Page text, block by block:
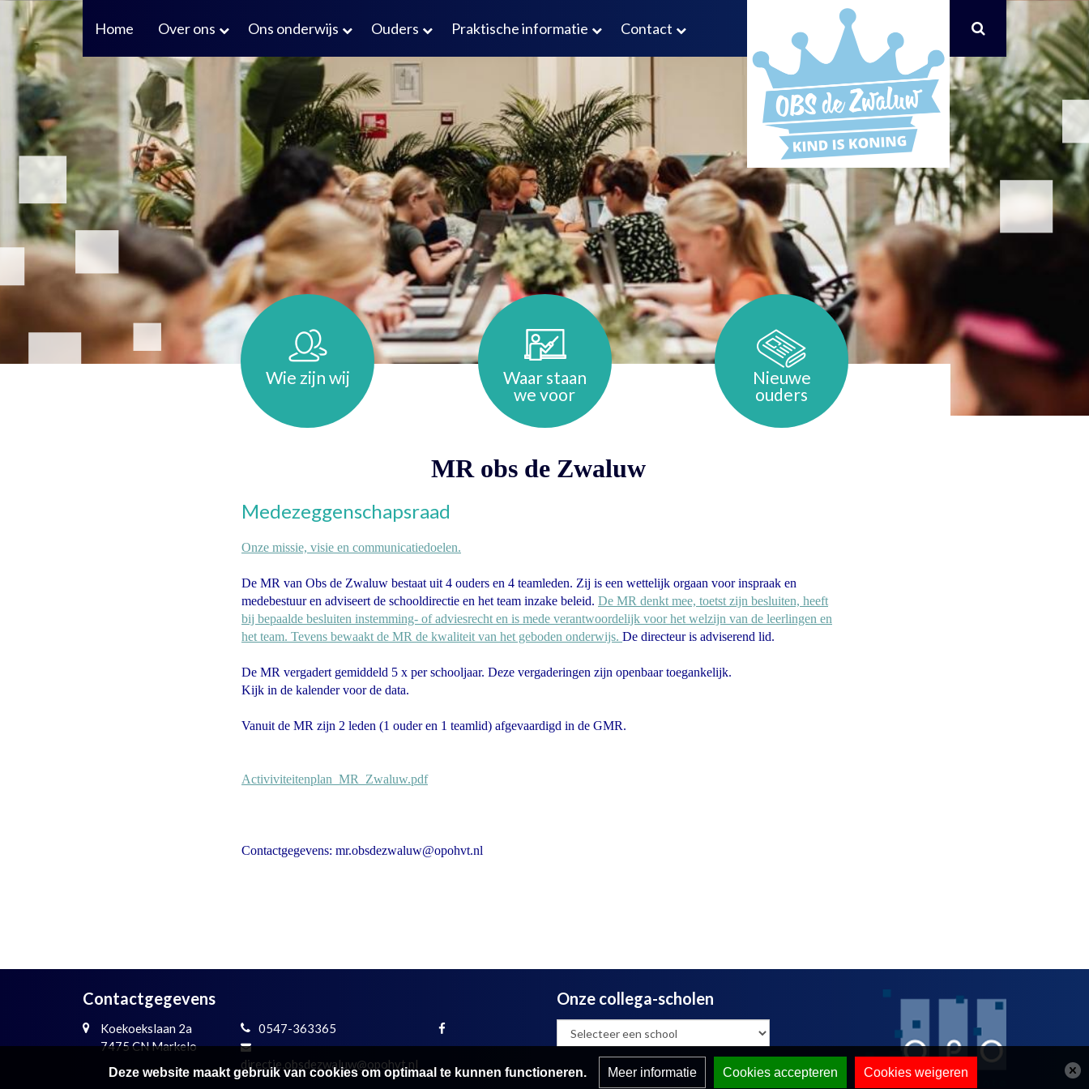
Home Over ons Ons onderwijs Ouders Praktische informatie Contact
Wie zijn wij
Waar staan
we voor
Nieuwe
ouders
MR obs de Zwaluw
Medezeggenschapsraad
Onze missie, visie en communicatiedoelen.
De MR van Obs de Zwaluw bestaat uit 4 ouders en 4 teamleden. Zij is een wettelijk orgaan voor inspraak en
medebestuur en adviseert de schooldirectie en het team inzake beleid. De MR denkt mee, toetst zijn besluiten, heeft
bij bepaalde besluiten instemming- of adviesrecht en is mede verantwoordelijk voor het welzijn van de leerlingen en
het team. Tevens bewaakt de MR de kwaliteit van het geboden onderwijs. De directeur is adviserend lid.
De MR vergadert gemiddeld 5 x per schooljaar. Deze vergaderingen zijn openbaar toegankelijk.
Kijk in de kalender voor de data.
Vanuit de MR zijn 2 leden (1 ouder en 1 teamlid) afgevaardigd in de GMR.
Activiviteitenplan_MR_Zwaluw.pdf
Contactgegevens: mr.obsdezwaluw@opohvt.nl
Contactgegevens
Koekoekslaan 2a
7475 CN Markelo
0547-363365
directie.obsdezwaluw@opohvt.nl
Onze collega-scholen
Deze website maakt gebruik van cookies om optimaal te kunnen functioneren. Meer informatie Cookies accepteren Cookies weigeren